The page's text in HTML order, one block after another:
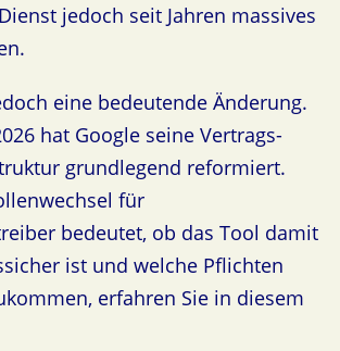
jedoch seit Jahren massives
eine bedeutende Änderung.
hat Google seine Vertrags-
grundlegend reformiert.
für
bedeutet, ob das Tool damit
ist und welche Pflichten
erfahren Sie in diesem